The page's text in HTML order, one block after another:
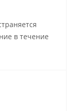
в течение